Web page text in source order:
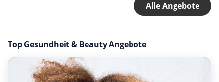
Alle Angebote
Top Gesundheit & Beauty Angebote